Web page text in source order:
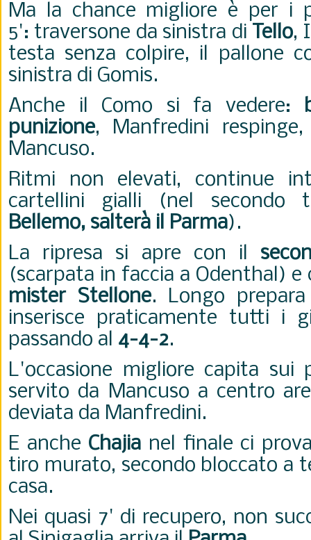
Ma la chance migliore è per i
5': traversone da sinistra di Tello,
testa senza colpire, il pallone
sinistra di Gomis.
Anche il Como si fa vedere:
punizione, Manfredini
Mancuso.
Ritmi non elevati, continue
cartellini gialli (nel secondo
Bellemo, salterà il Parma).
La ripresa si apre con il
(scarpata in faccia a Odenthal) e
mister Stellone. Longo
inserisce praticamente tutti i
passando al 4-4-2.
L'occasione migliore capita
servito da Mancuso a centro
deviata da Manfredini.
E anche Chajia nel finale ci
tiro murato, secondo bloccato a
casa.
Nei quasi 7' di recupero, non